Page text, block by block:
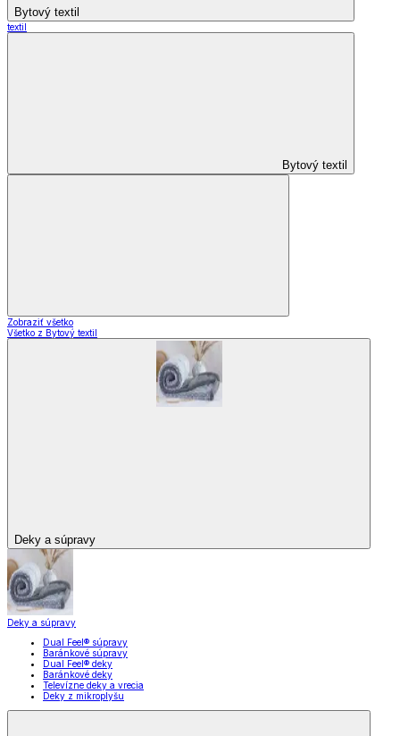
Bytový textil
textil
Bytový textil
Zobraziť všetko
Všetko z Bytový textil
Deky a súpravy
Deky a súpravy
Dual Feel® súpravy
Baránkové súpravy
Dual Feel® deky
Baránkové deky
Televízne deky a vrecia
Deky z mikroplyšu